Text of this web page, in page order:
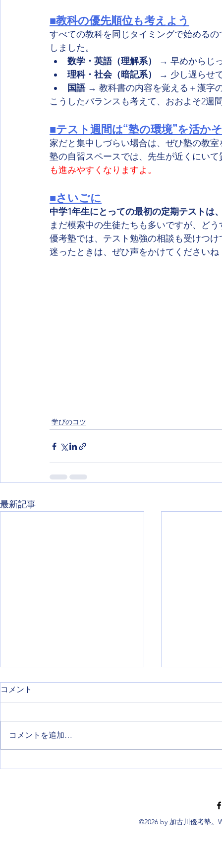
■教科の優先順位も考えよう
すべての教科を同じタイミングで始める
しました。
数学・英語（理解系）
→ 早めからじ
理科・社会（暗記系）
→ 少し遅らせ
国語 → 教科書の内容を覚える＋漢字
こうしたバランスも考えて、おおよそ2週
■テスト週間は“塾の環境”を活か
家だと集中しづらい場合は、ぜひ塾の教
塾の自習スペースでは、先生が近くにい
も進みやすくなりますよ。
■さいごに
中学1年生にとっての最初の定期テストは
まだ模索中の生徒たちも多いですが、ど
優考塾では、テスト勉強の相談も受けつ
迷ったときは、ぜひ声をかけてくださいね
学びのコツ
最新記事
期末テストを次につなげる！
なぜ、加古
コメント
コメントを追加…
©2026 by 加古川優考塾。